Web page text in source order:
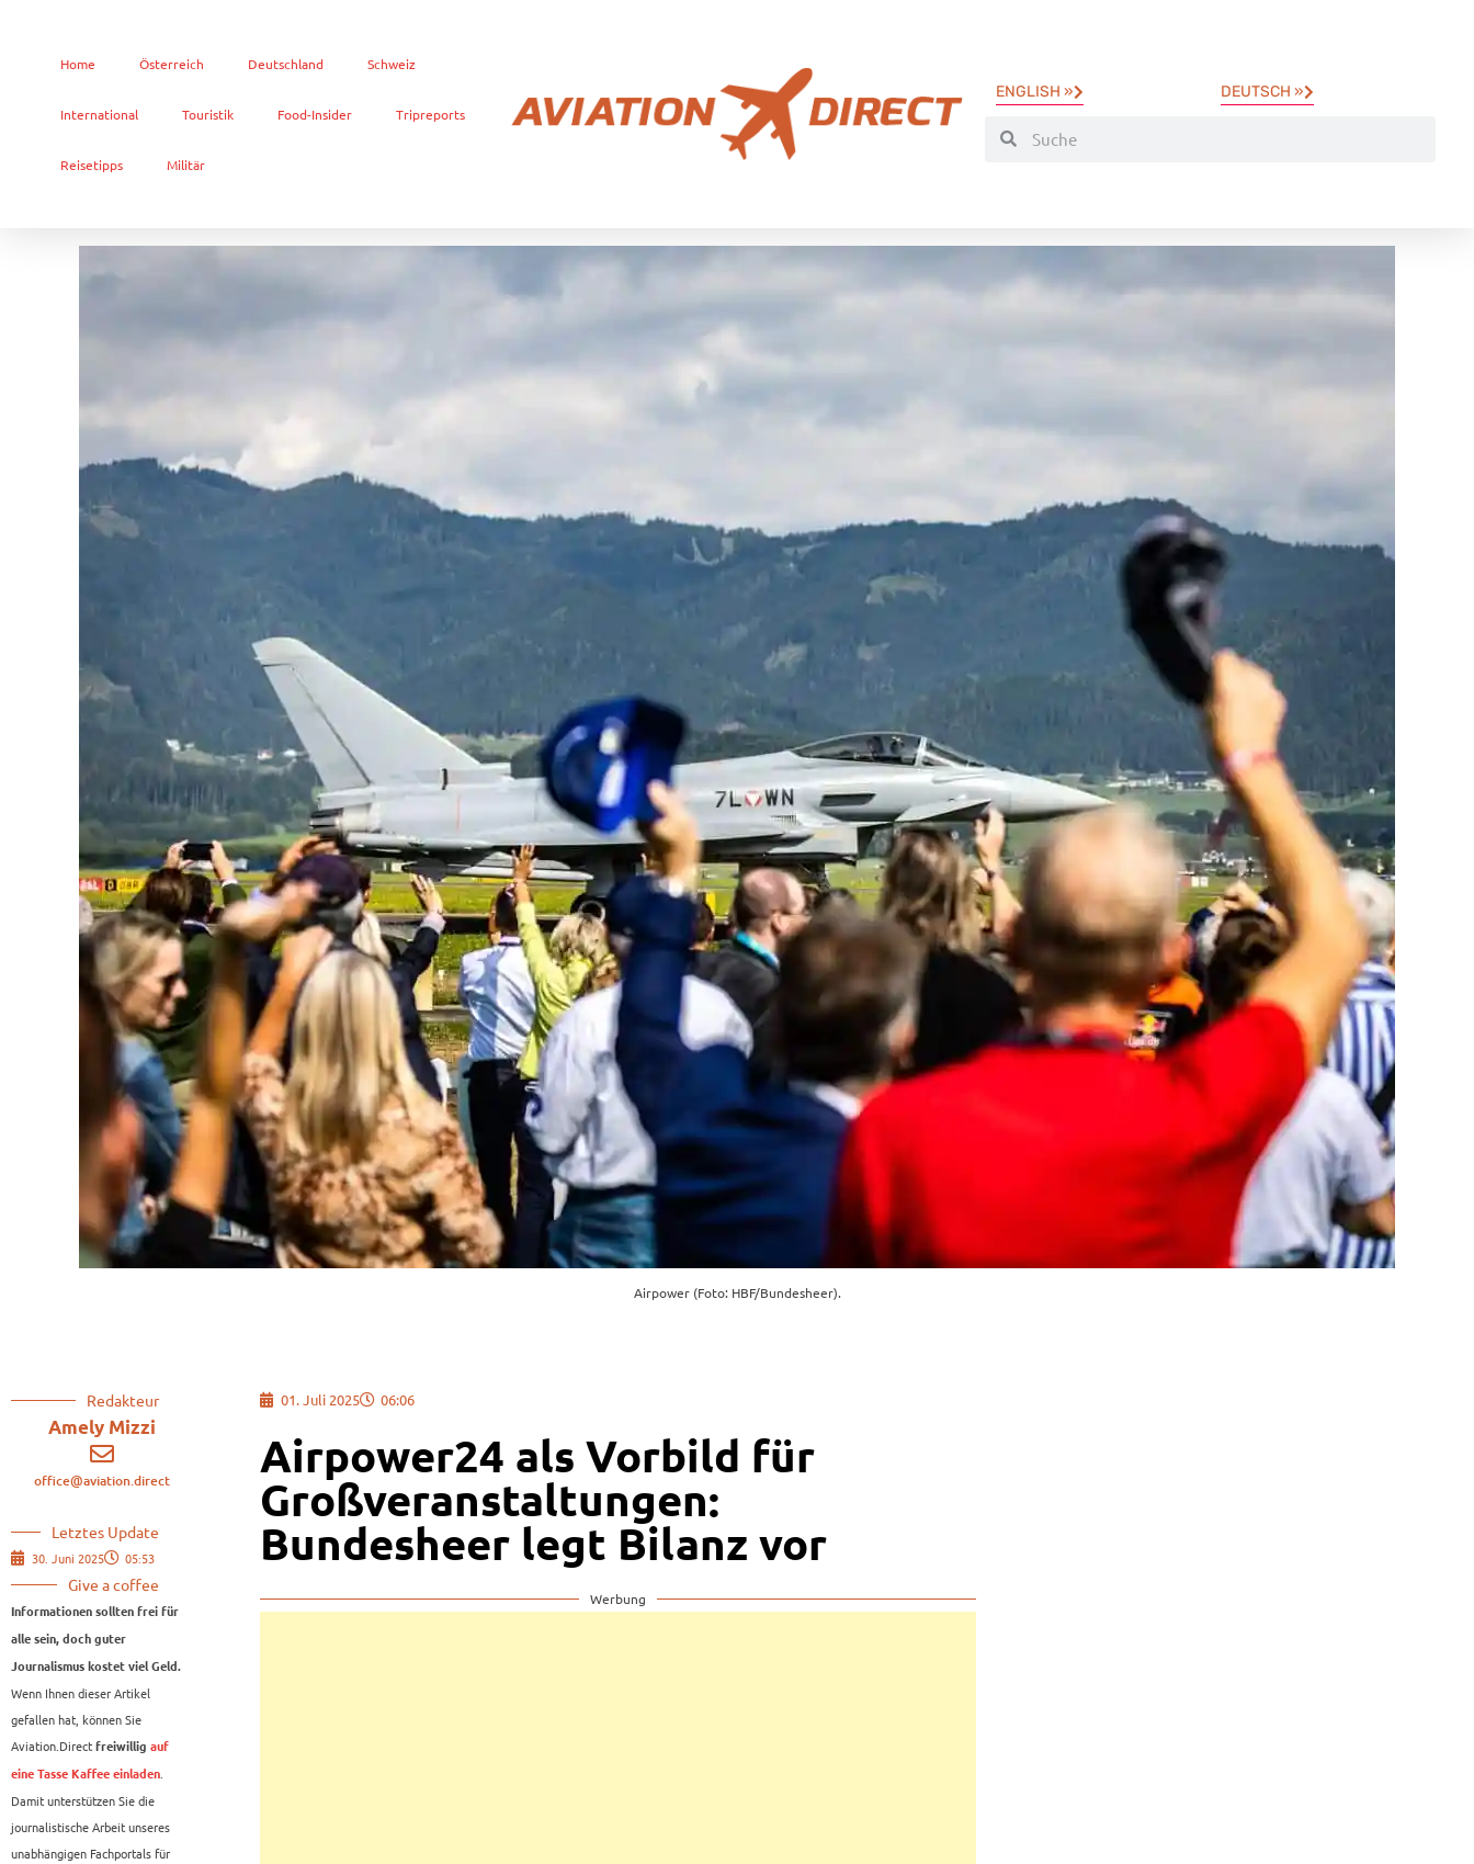
Home Österreich Deutschland Schweiz
International Touristik Food-Insider Tripreports
Reisetipps Militär
ENGLISH » DEUTSCH »
Airpower (Foto: HBF/Bundesheer).
Redakteur
Amely Mizzi
office@aviation.direct
Letztes Update
30. Juni 2025 05:53
Give a coffee
Informationen sollten frei für
alle sein, doch guter
Journalismus kostet viel Geld.
Wenn Ihnen dieser Artikel
gefallen hat, können Sie
Aviation.Direct freiwillig auf
eine Tasse Kaffee einladen.
Damit unterstützen Sie die
journalistische Arbeit unseres
unabhängigen Fachportals für
01. Juli 2025 06:06
Airpower24 als Vorbild für
Großveranstaltungen:
Bundesheer legt Bilanz vor
Werbung